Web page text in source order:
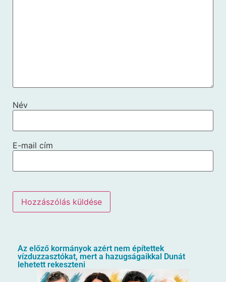
Név
E-mail cím
Az előző kormányok azért nem építettek
vízduzzasztókat, mert a hazugságaikkal Dunát
lehetett rekeszteni